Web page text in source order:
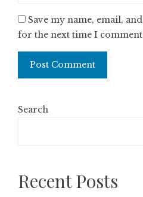
Save my name, email,
for the next time I
Search
Recent Posts